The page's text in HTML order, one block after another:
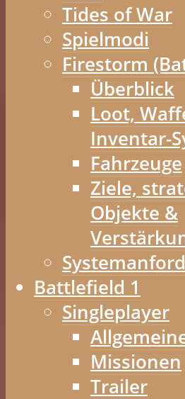
Tides of War
Spielmodi
Firestorm
Überblick
Loot,
Inventar-
Fahrzeuge
Ziele,
Objekte &
Battlefield 1
Singleplayer
Missionen
Trailer